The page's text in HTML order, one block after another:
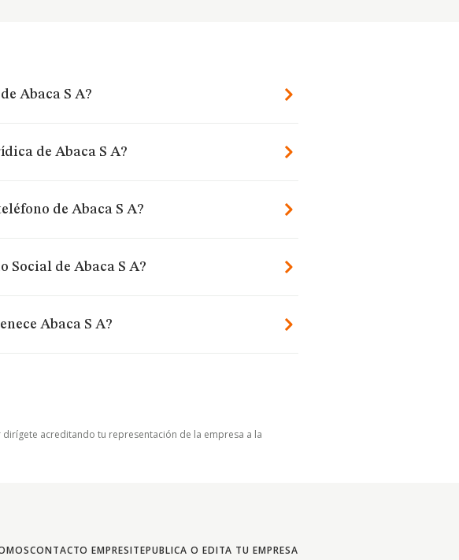
Abaca S A?
de Abaca S A?
de Abaca S A?
Social de Abaca S A?
Abaca S A?
dirígete acreditando tu representación de la empresa a la
CONTACTO EMPRESITEPUBLICA O EDITA TU EMPRESA